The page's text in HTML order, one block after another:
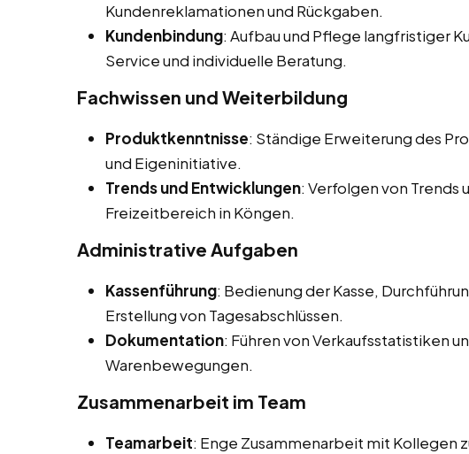
Kundenreklamationen und Rückgaben.
Kundenbindung: Aufbau und Pflege langfristiger
Service und individuelle Beratung.
Fachwissen und Weiterbildung
Produktkenntnisse: Ständige Erweiterung des
und Eigeninitiative.
Trends und Entwicklungen: Verfolgen von Trends
Freizeitbereich in Köngen.
Administrative Aufgaben
Kassenführung: Bedienung der Kasse,
Erstellung von Tagesabschlüssen.
Dokumentation: Führen von Verkaufsstatistiken
Warenbewegungen.
Zusammenarbeit im Team
Teamarbeit: Enge Zusammenarbeit mit Kollegen